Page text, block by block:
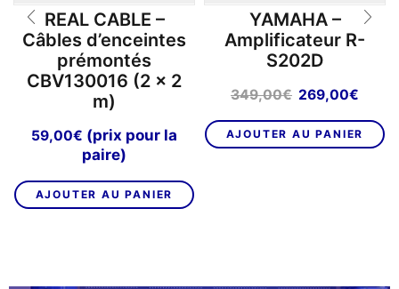
REAL CABLE –
Câbles d’enceintes
prémontés
CBV130016 (2 x 2
m)
59,00€ (prix pour la
paire)
AJOUTER AU PANIER
YAMAHA –
Amplificateur R-
S202D
349,00€ Le
initial
était :
269,00€
est :
AJOUTER AU PANIER